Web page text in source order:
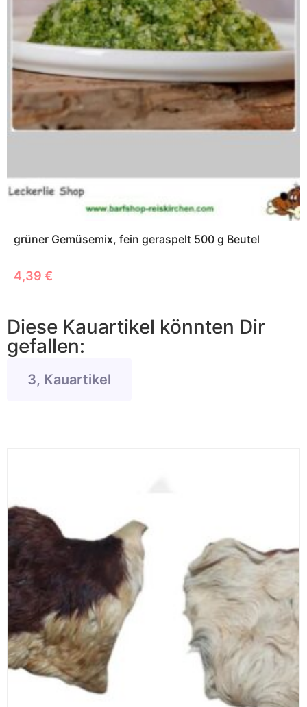
grüner Gemüsemix, fein geraspelt 500 g Beutel
4,39 €
Diese Kauartikel könnten Dir
gefallen:
3, Kauartikel